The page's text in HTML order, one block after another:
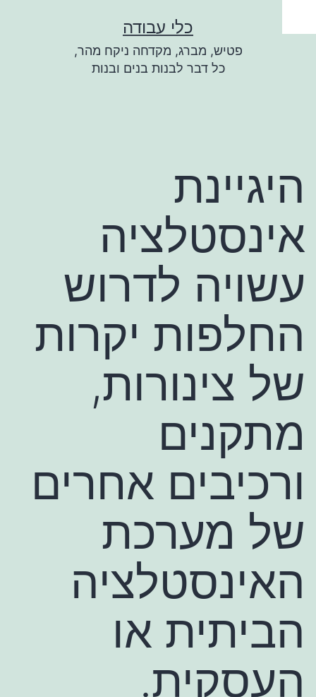
לתוכן
כלי עבודה
פטיש, מברג, מקדחה ניקח מהר,
כל דבר לבנות בנים ובנות
היגיינת
אינסטלציה
עשויה לדרוש
החלפות יקרות
של צינורות,
מתקנים
ורכיבים אחרים
של מערכת
האינסטלציה
הביתית או
העסקית.